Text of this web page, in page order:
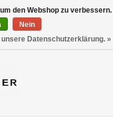
den Webshop zu verbessern.
Nein
Datenschutzerklärung. »